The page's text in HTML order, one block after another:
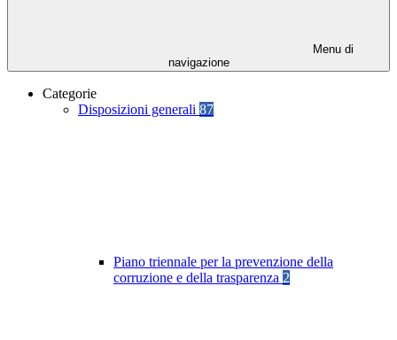
Menu di
navigazione
Categorie
Disposizioni generali 87
Piano triennale per la prevenzione della
corruzione e della trasparenza 2